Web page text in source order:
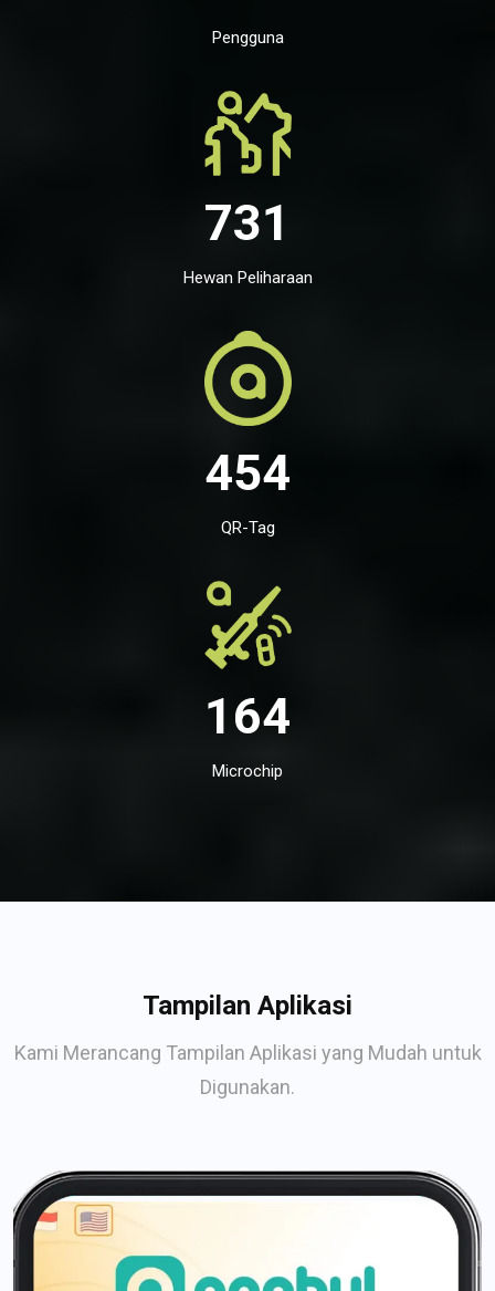
Pengguna
731
Hewan Peliharaan
454
QR-Tag
164
Microchip
Tampilan Aplikasi
Kami Merancang Tampilan Aplikasi yang Mudah untuk
Digunakan.